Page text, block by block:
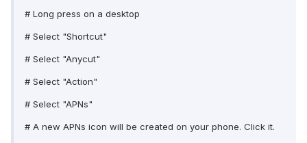
# Long press on a desktop
# Select "Shortcut"
# Select "Anycut"
# Select "Action"
# Select "APNs"
# A new APNs icon will be created on your phone. Click it.